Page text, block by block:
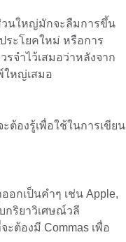
นใหญ่มักจะลืมการขึ้น
ระโยคใหม่ หรือการ
จำไว้เสมอว่าหลังจาก
ใหญ่เสมอ
ต้องรู้เพื่อใช้ในการเขียน
อกเป็นคำๆ เช่น Apple,
กริยาวิเศษณ์วลี
ต้องมี Commas เพื่อ